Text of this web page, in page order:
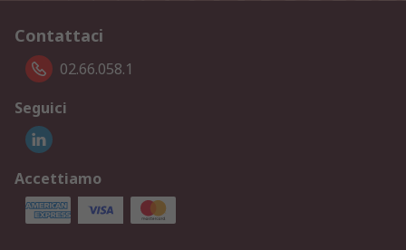
Contattaci
02.66.058.1
Seguici
Accettiamo